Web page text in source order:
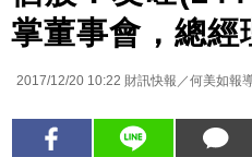
掌董事會，總經
2017/12/20 10:22 財訊快報／何美如報